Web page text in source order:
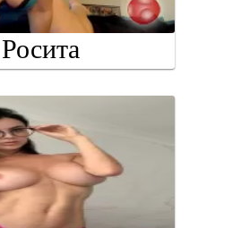
Росита